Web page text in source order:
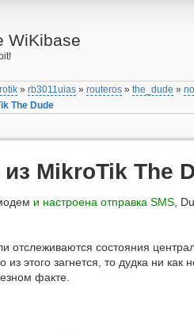
WiKibase
»rb3011uias »routeros »the_dude »
The Dude
MikroTik The
и настроена отправка SMS ,
отслеживаются состояния
из этого загнется, то дудка ни
факте.